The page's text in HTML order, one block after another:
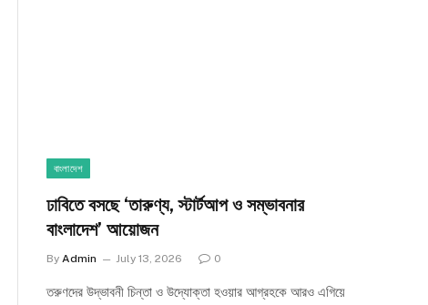
বাংলাদেশ
ঢাবিতে বসছে ‘তারুণ্য, স্টার্টআপ ও সম্ভাবনার
বাংলাদেশ’ আয়োজন
By Admin July 13, 2026 0
তরুণদের উদ্ভাবনী চিন্তা ও উদ্যোক্তা হওয়ার আগ্রহকে আরও এগিয়ে